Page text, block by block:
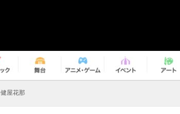
健屋花那